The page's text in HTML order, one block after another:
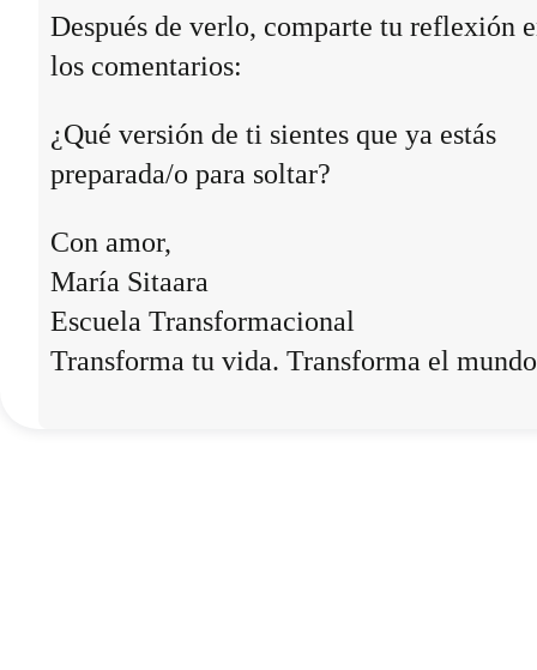
Después de verlo, comparte tu reflexión
los comentarios:
¿Qué versión de ti sientes que ya estás
preparada/o para soltar?
Con amor,
María Sitaara
Escuela Transformacional
Transforma tu vida. Transforma el